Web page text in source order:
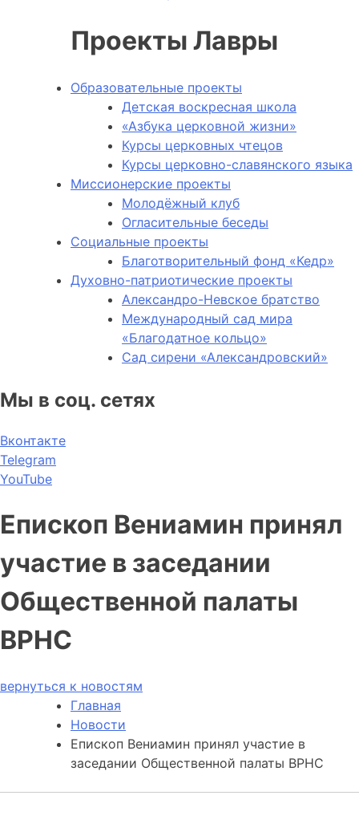
Проекты Лавры
Образовательные проекты
Детская воскресная школа
«Азбука церковной жизни»
Курсы церковных чтецов
Курсы церковно-славянского языка
Миссионерские проекты
Молодёжный клуб
Огласительные беседы
Социальные проекты
Благотворительный фонд «Кедр»
Духовно-патриотические проекты
Александро-Невское братство
Международный сад мира
«Благодатное кольцо»
Сад сирени «Александровский»
Мы в соц. сетях
Вконтакте
Telegram
YouTube
Епископ Вениамин принял
участие в заседании
Общественной палаты
ВРНС
вернуться к новостям
Главная
Новости
Епископ Вениамин принял участие в
заседании Общественной палаты ВРНС